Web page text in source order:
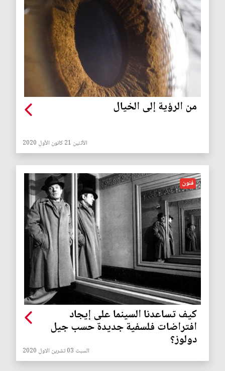
من الرؤية إلى الخيال
الأثنين 21 كانون الأول 2020
فنون
كيف تساعدنا السينما على إيجاد
افتراضات فلسفية جديدة حسب جيل
دولوز؟
السبت 03 تشرين الاول 2020